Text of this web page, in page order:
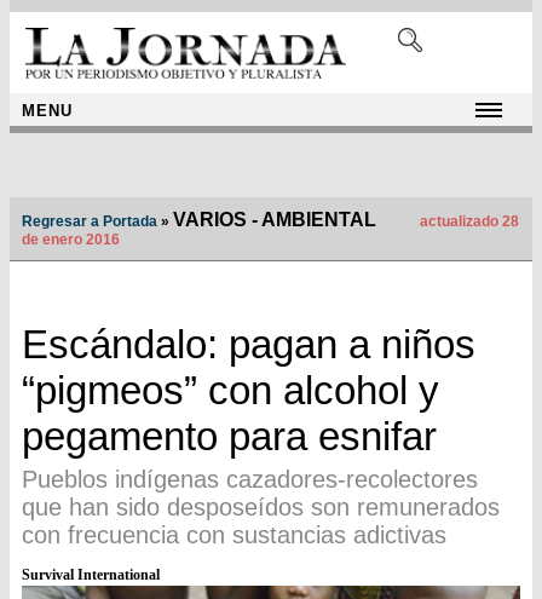
MENU
Regresar a Portada » VARIOS - AMBIENTAL
actualizado 28
de enero 2016
Escándalo: pagan a niños
“pigmeos” con alcohol y
pegamento para esnifar
Pueblos indígenas cazadores-recolectores
que han sido desposeídos son remunerados
con frecuencia con sustancias adictivas
Survival International